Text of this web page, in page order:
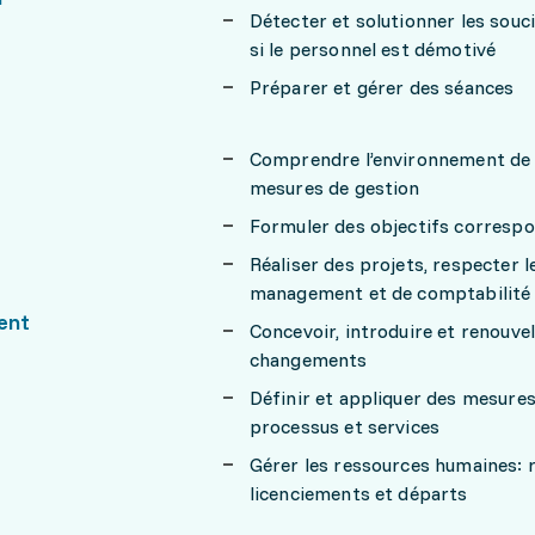
Détecter et solutionner les
si le personnel est démotivé
Préparer et gérer des séances
Comprendre l’environnement
mesures de gestion
Formuler des objectifs
Réaliser des projets, respecter
management et de comptabilité
Concevoir, introduire et
changements
Définir et appliquer des
processus et services
Gérer les ressources
licenciements et départs